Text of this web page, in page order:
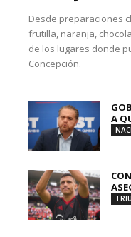
Desde preparaciones
frutilla, naranja,
de los lugares donde
Concepción.
A